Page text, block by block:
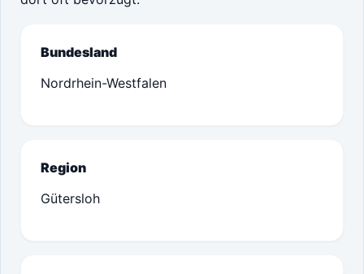
Bundesland
Nordrhein-Westfalen
Region
Gütersloh